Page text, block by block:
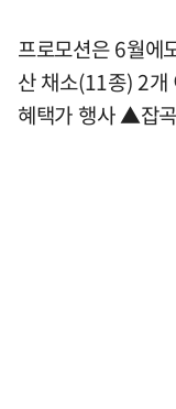
프로모션은 6월
산 채소(11종) 2
혜택가 행사 ▲잡